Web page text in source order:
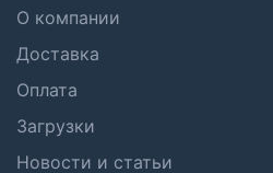
О компании
Доставка
Оплата
Загрузки
Новости и статьи